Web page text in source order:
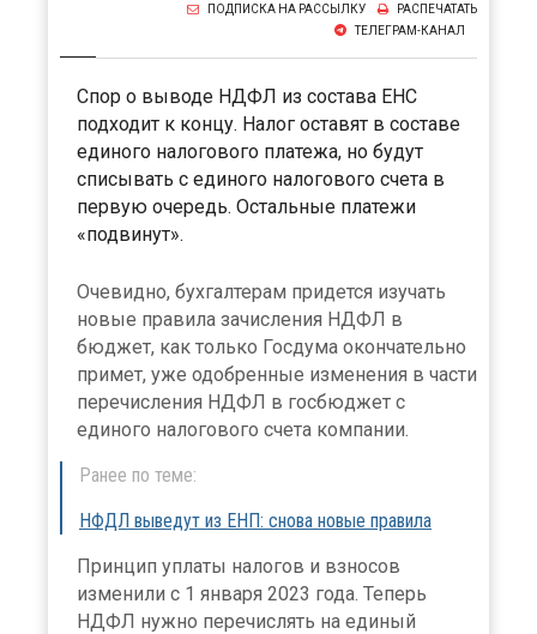
РАСПЕЧАТАТЬ
ПОДПИСКА НА РАССЫЛКУ
ТЕЛЕГРАМ-КАНАЛ
Спор о выводе НДФЛ из состава ЕНС
подходит к концу. Налог оставят в составе
единого налогового платежа, но будут
списывать с единого налогового счета в
первую очередь. Остальные платежи
«подвинут».
Очевидно, бухгалтерам придется изучать
новые правила зачисления НДФЛ в
бюджет, как только Госдума окончательно
примет, уже одобренные изменения в части
перечисления НДФЛ в госбюджет с
единого налогового счета компании.
Ранее по теме:
НФДЛ выведут из ЕНП: снова новые правила
Принцип уплаты налогов и взносов
изменили с 1 января 2023 года. Теперь
НДФЛ нужно перечислять на единый